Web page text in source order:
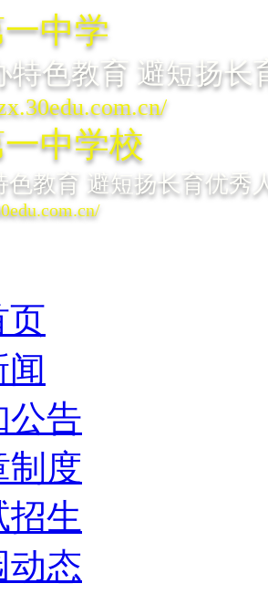
中学
特色教育 避短扬长
中学校
色教育 避短扬长育优秀
页
公告
制度
招生
动态